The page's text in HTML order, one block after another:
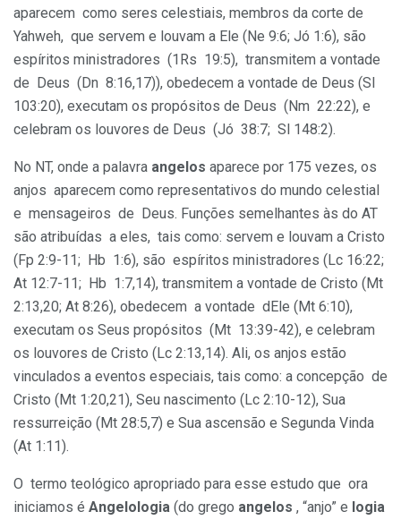
aparecem como seres celestiais, membros da corte de
Yahweh, que servem e louvam a Ele (Ne 9:6; Jó 1:6), são
espíritos ministradores (1Rs 19:5), transmitem a vontade
de Deus (Dn 8:16,17)), obedecem a vontade de Deus (Sl
103:20), executam os propósitos de Deus (Nm 22:22), e
celebram os louvores de Deus (Jó 38:7; Sl 148:2).
No NT, onde a palavra angelos aparece por 175 vezes, os
anjos aparecem como representativos do mundo celestial
e mensageiros de Deus. Funções semelhantes às do AT
são atribuídas a eles, tais como: servem e louvam a Cristo
(Fp 2:9-11; Hb 1:6), são espíritos ministradores (Lc 16:22;
At 12:7-11; Hb 1:7,14), transmitem a vontade de Cristo (Mt
2:13,20; At 8:26), obedecem a vontade dEle (Mt 6:10),
executam os Seus propósitos (Mt 13:39-42), e celebram
os louvores de Cristo (Lc 2:13,14). Ali, os anjos estão
vinculados a eventos especiais, tais como: a concepção de
Cristo (Mt 1:20,21), Seu nascimento (Lc 2:10-12), Sua
ressurreição (Mt 28:5,7) e Sua ascensão e Segunda Vinda
(At 1:11).
O termo teológico apropriado para esse estudo que ora
iniciamos é Angelologia (do grego angelos , “anjo” e logia